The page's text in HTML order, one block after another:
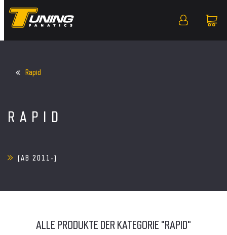
Rapid
RAPID
(AB 2011-)
ALLE PRODUKTE DER KATEGORIE "RAPID"